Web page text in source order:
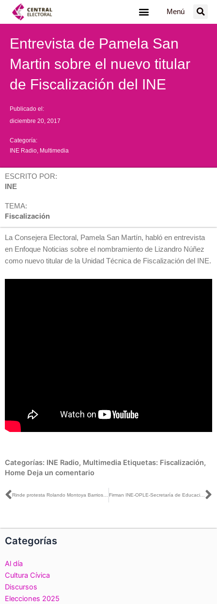
Menú
Entrevista de Pamela San
Martin sobre el nuevo titular
de Fiscalización del INE
Publicado el:
diciembre 20, 2017
Categoría:
INE Radio Multimedia
ESCRITO POR:
INE
TEMA:
Fiscalización
La Consejera Electoral, Pamela San Martín, habló en entrevista
en Enfoque Noticias sobre el nombramiento de Lizandro Núñez
como nuevo titular de la Unidad Técnica de Fiscalización del INE.
Categorías: INE Radio, Multimedia Etiquetas: Fiscalización,
Home Deja un comentario
Ant Firman INE-OPLE-Secretaría de Educación en Edomex convenio para instalar casillas de votación el 1 de julio de 2018 en sedes educativas de la entidad
Categorías
Al día
Cultura Cívica
Discursos
Elecciones 2025